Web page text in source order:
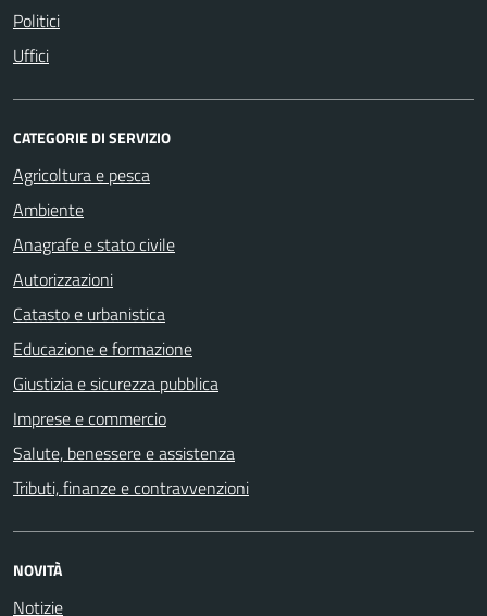
Politici
Uffici
CATEGORIE DI SERVIZIO
Agricoltura e pesca
Ambiente
Anagrafe e stato civile
Autorizzazioni
Catasto e urbanistica
Educazione e formazione
Giustizia e sicurezza pubblica
Imprese e commercio
Salute, benessere e assistenza
Tributi, finanze e contravvenzioni
NOVITÀ
Notizie